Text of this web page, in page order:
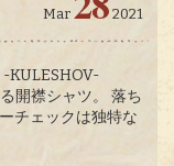
Mar 2021
-KULESHOV-
開襟シャツ。 落ち
チェックは独特な